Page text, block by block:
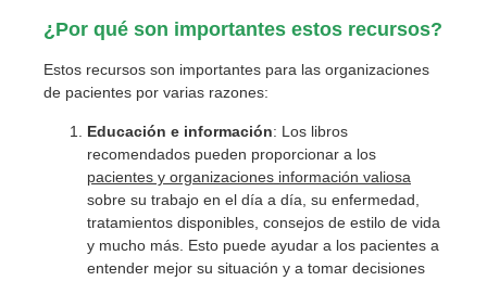
¿Por qué son importantes estos recursos?
Estos recursos son importantes para las organizaciones
de pacientes por varias razones:
Educación e información: Los libros
recomendados pueden proporcionar a los
pacientes y organizaciones información valiosa
sobre su trabajo en el día a día, su enfermedad,
tratamientos disponibles, consejos de estilo de vida
y mucho más. Esto puede ayudar a los pacientes a
entender mejor su situación y a tomar decisiones